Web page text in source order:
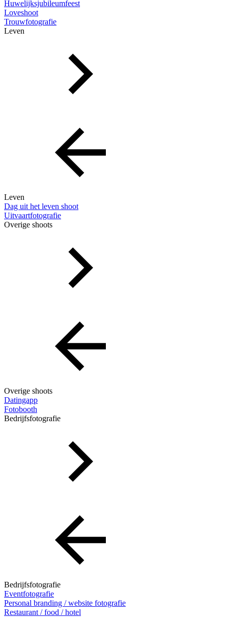
Huwelijksjubileumfeest
Loveshoot
Trouwfotografie
Leven
Leven
Dag uit het leven shoot
Uitvaartfotografie
Overige shoots
Overige shoots
Datingapp
Fotobooth
Bedrijfsfotografie
Bedrijfsfotografie
Eventfotografie
Personal branding / website fotografie
Restaurant / food / hotel